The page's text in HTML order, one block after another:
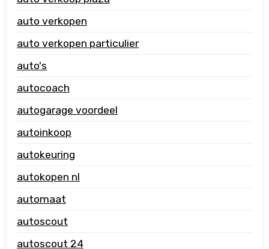
auto verkopen
auto verkopen particulier
auto's
autocoach
autogarage voordeel
autoinkoop
autokeuring
autokopen nl
automaat
autoscout
autoscout 24